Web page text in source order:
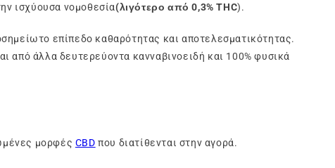
ισχύουσα νομοθεσία(λιγότερο από 0,3% THC).
επίπεδο καθαρότητας και αποτελεσματικότητας.
από άλλα δευτερεύοντα κανναβινοειδή και 100% φυσικά
μορφές CBD που διατίθενται στην αγορά.